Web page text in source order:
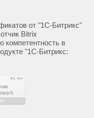
от "1С-Битрикс"
Bitrix
в
"1С-Битрикс: